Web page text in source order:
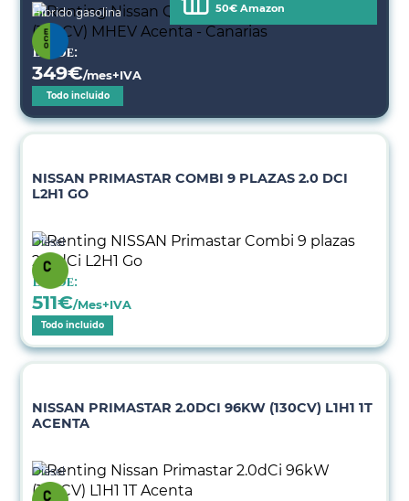
Híbrido gasolina 50€ Amazon
Desde:
349€/mes+IVA
Todo incluido
NISSAN PRIMASTAR COMBI 9 PLAZAS 2.0 DCI
L2H1 GO
Diésel
Desde:
511€/Mes+IVA
Todo incluido
NISSAN PRIMASTAR 2.0DCI 96KW (130CV) L1H1 1T
ACENTA
Diésel